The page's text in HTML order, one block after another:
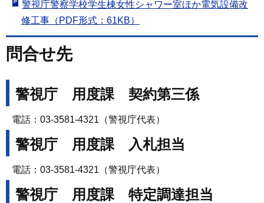
警視庁警察学校学生棟女性シャワー室ほか電気設備改
修工事（PDF形式：61KB）
問合せ先
警視庁 用度課 契約第三係
電話：03-3581-4321（警視庁代表）
警視庁 用度課 入札担当
電話：03-3581-4321（警視庁代表）
警視庁 用度課 特定調達担当